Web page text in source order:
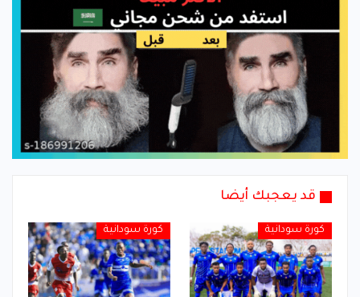
قد يعجبك أيضا
كورة سودانية كورة سودانية